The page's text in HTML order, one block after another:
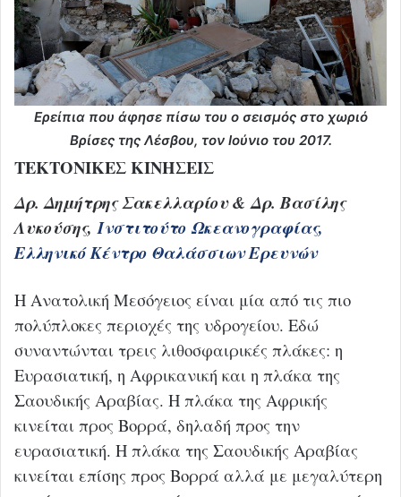
Ερείπια που άφησε πίσω του ο σεισμός στο χωριό
Βρίσες της Λέσβου, τον Ιούνιο του 2017.
ΤΕΚΤΟΝΙΚΕΣ ΚΙΝΗΣΕΙΣ
Δρ. Δημήτρης Σακελλαρίου & Δρ. Βασίλης
Λυκούσης,Ινστιτούτο Ωκεανογραφίας,
Ελληνικό Κέντρο Θαλάσσιων Ερευνών
Η Ανατολική Μεσόγειος είναι μία από τις πιο
πολύπλοκες περιοχές της υδρογείου. Εδώ
συναντώνται τρεις λιθοσφαιρικές πλάκες: η
Ευρασιατική, η Αφρικανική και η πλάκα της
Σαουδικής Αραβίας. Η πλάκα της Αφρικής
κινείται προς Βορρά, δηλαδή προς την
ευρασιατική. Η πλάκα της Σαουδικής Αραβίας
κινείται επίσης προς Βορρά αλλά με μεγαλύτερη